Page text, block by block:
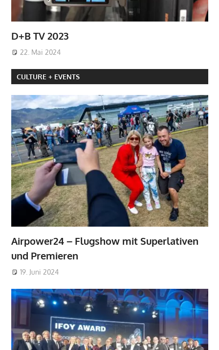
D+B TV 2023
22. Mai 2024
CULTURE + EVENTS
Airpower24 – Flugshow mit Superlativen
und Premieren
19. Juni 2024